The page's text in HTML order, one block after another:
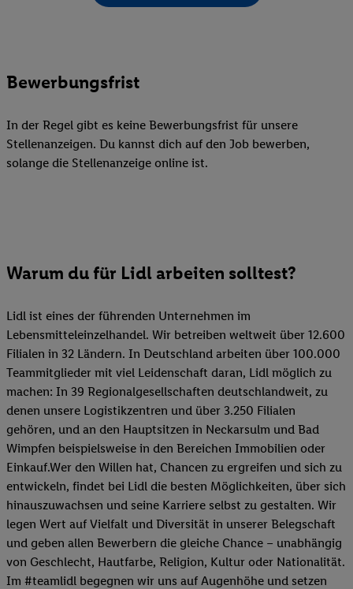
Bewerbungsfrist
In der Regel gibt es keine Bewerbungsfrist für unsere
Stellenanzeigen. Du kannst dich auf den Job bewerben,
solange die Stellenanzeige online ist.
Warum du für Lidl arbeiten solltest?
Lidl ist eines der führenden Unternehmen im
Lebensmitteleinzelhandel. Wir betreiben weltweit über 12.600
Filialen in 32 Ländern. In Deutschland arbeiten über 100.000
Teammitglieder mit viel Leidenschaft daran, Lidl möglich zu
machen: In 39 Regionalgesellschaften deutschlandweit, zu
denen unsere Logistikzentren und über 3.250 Filialen
gehören, und an den Hauptsitzen in Neckarsulm und Bad
Wimpfen beispielsweise in den Bereichen Immobilien oder
Einkauf.Wer den Willen hat, Chancen zu ergreifen und sich zu
entwickeln, findet bei Lidl die besten Möglichkeiten, über sich
hinauszuwachsen und seine Karriere selbst zu gestalten. Wir
legen Wert auf Vielfalt und Diversität in unserer Belegschaft
und geben allen Bewerbern die gleiche Chance – unabhängig
von Geschlecht, Hautfarbe, Religion, Kultur oder Nationalität.
Im #teamlidl begegnen wir uns auf Augenhöhe und setzen